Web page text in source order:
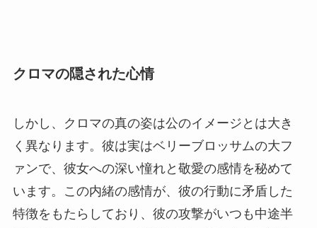
クロマの隠された心情
しかし、クロマの真の姿は公のイメージとは大き
く異なります。彼は実はベリーブロッサムの大フ
ァンで、彼女への深い憧れと敬愛の感情を秘めて
います。この内緒の感情が、彼の行動に矛盾した
特徴をもたらしており、彼の攻撃がいつも中途半